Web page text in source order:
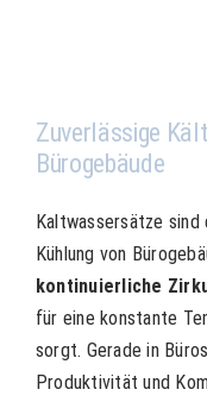
Zuverlässige
Bürogebäude
Kaltwassersätze
Kühlung von
kontinuierliche
für eine konstante
sorgt. Gerade in
Produktivität und